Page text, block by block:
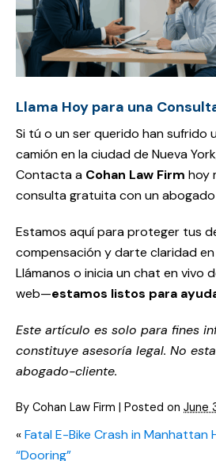
Llama Hoy para una
Si tú o un ser querido han sufrido
camión en la ciudad de Nueva
Contacta a Cohan Law Firm hoy
consulta gratuita con un
Estamos aquí para proteger tus
compensación y darte claridad
Llámanos o inicia un chat en vivo
web—estamos listos para
Este artículo es solo para fines
constituye asesoría legal. No
abogado-cliente.
By Cohan Law Firm | Posted on June
«Fatal E-Bike Crash in Manhattan
“Dooring”